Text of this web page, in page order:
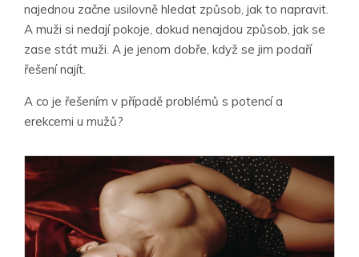
najednou začne usilovně hledat způsob, jak to napravit.
A muži si nedají pokoje, dokud nenajdou způsob, jak se
zase stát muži. A je jenom dobře, když se jim podaří
řešení najít.
A co je řešením v případě problémů s potencí a
erekcemi u mužů?